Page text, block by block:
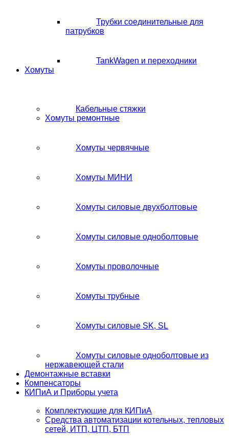
Трубки соединительные для
патрубков
TankWagen и переходники
Хомуты
Кабельные стяжки
Хомуты ремонтные
Хомуты червячные
Хомуты МИНИ
Хомуты силовые двухболтовые
Хомуты силовые одноболтовые
Хомуты проволочные
Хомуты трубные
Хомуты силовые SK, SL
Хомуты силовые одноболтовые из
нержавеющей стали
Демонтажные вставки
Компенсаторы
КИПиА и Приборы учета
Комплектующие для КИПиА
Средства автоматизации котельных, тепловых
сетей, ИТП, ЦТП, БТП